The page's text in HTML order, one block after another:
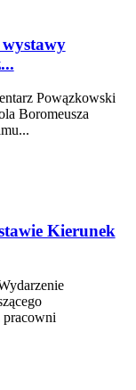
Powązkowski
Boromeusza
Kierunek